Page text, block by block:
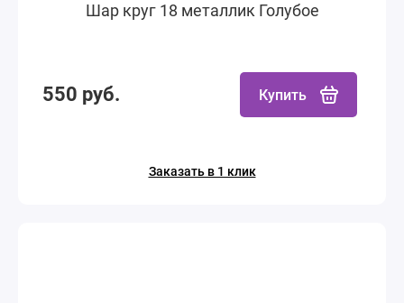
Шар круг 18 металлик Голубое
550 руб. Купить
Заказать в 1 клик